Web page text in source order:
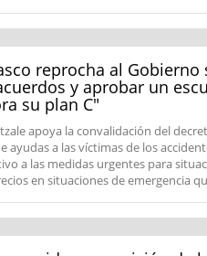
reprocha al
y aprobar un
su plan C"
apoya la convalidación del
ayudas a las víctimas de los
a las medidas urgentes para
en situaciones de emergencia